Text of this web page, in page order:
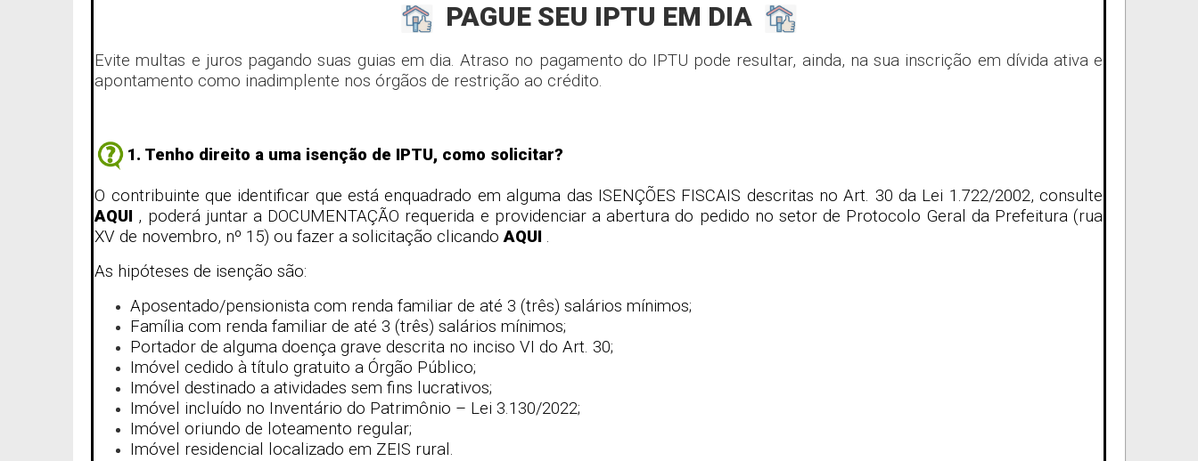
PAGUE SEU IPTU EM DIA
Evite multas e juros pagando suas guias em dia. Atraso no pagamento do IPTU pode resultar, ainda, na sua inscrição em dívida ativa e
apontamento como inadimplente nos órgãos de restrição ao crédito.
1. Tenho direito a uma isenção de IPTU, como solicitar?
O contribuinte que identificar que está enquadrado em alguma das ISENÇÕES FISCAIS descritas no Art. 30 da Lei 1.722/2002, consulte
AQUI , poderá juntar a DOCUMENTAÇÃO requerida e providenciar a abertura do pedido no setor de Protocolo Geral da Prefeitura (rua
XV de novembro, nº 15) ou fazer a solicitação clicandoAQUI .
As hipóteses de isenção são:
Aposentado/pensionista com renda familiar de até 3 (três) salários mínimos;
Família com renda familiar de até 3 (três) salários mínimos;
Portador de alguma doença grave descrita no inciso VI do Art. 30;
Imóvel cedido à título gratuito a Órgão Público;
Imóvel destinado a atividades sem fins lucrativos;
Imóvel incluído no Inventário do Patrimônio – Lei 3.130/2022;
Imóvel oriundo de loteamento regular;
Imóvel residencial localizado em ZEIS rural.